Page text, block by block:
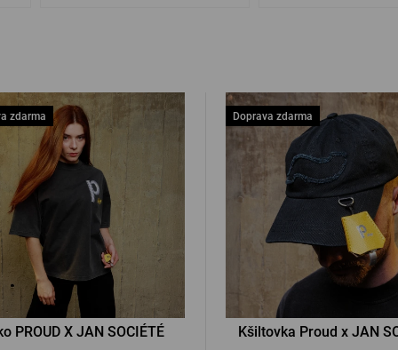
zdarma
PROUD X JAN SOCIÉTÉ
Doprava zdarma
Kšiltovka Proud x JAN